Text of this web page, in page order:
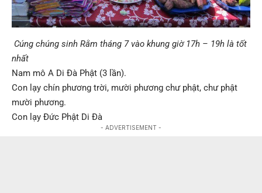
Cúng chúng sinh Rằm tháng 7 vào khung giờ 17h – 19h là tốt
nhất
Nam mô A Di Đà Phật (3 lần).
Con lạy chín phương trời, mười phương chư phật, chư phật
mười phương.
Con lạy Đức Phật Di Đà
- ADVERTISEMENT -